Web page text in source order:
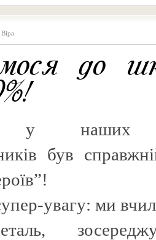
до
у наших
був
увагу: ми